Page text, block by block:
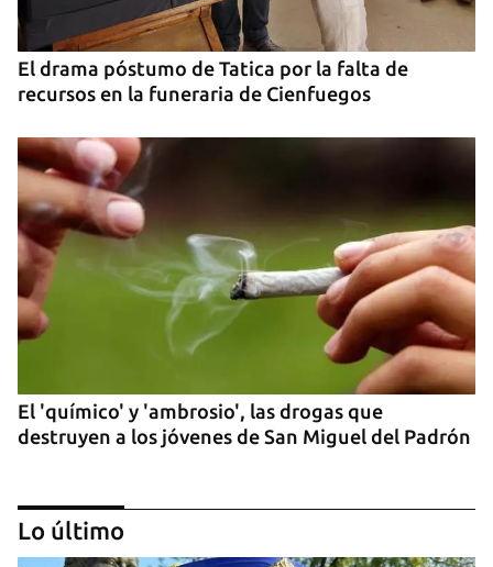
El drama póstumo de Tatica por la falta de
recursos en la funeraria de Cienfuegos
El 'químico' y 'ambrosio', las drogas que
destruyen a los jóvenes de San Miguel del Padrón
Lo último